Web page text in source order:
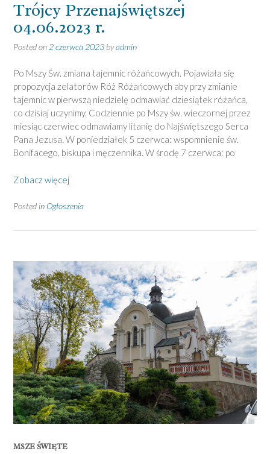
Trójcy Przenajświętszej
04.06.2023 r.
Posted on 2 czerwca 2023 byadmin
Po Mszy Św. zmiana tajemnic różańcowych. Pojawiała się
propozycja zelatorów Róż Różańcowych aby przy zmianie
tajemnic w pierwszą niedzielę odmawiać dziesiątek różańca,
co dzisiaj uczynimy. Codziennie po Mszy św. wieczornej przez
miesiąc czerwiec odmawiamy litanię do Najświętszego Serca
Pana Jezusa. W poniedziałek 5 czerwca: wspomnienie św.
Bonifacego, biskupa i męczennika. W środę 7 czerwca: po
Zobacz więcej
Posted in Ogłoszenia
MSZE ŚWIĘTE